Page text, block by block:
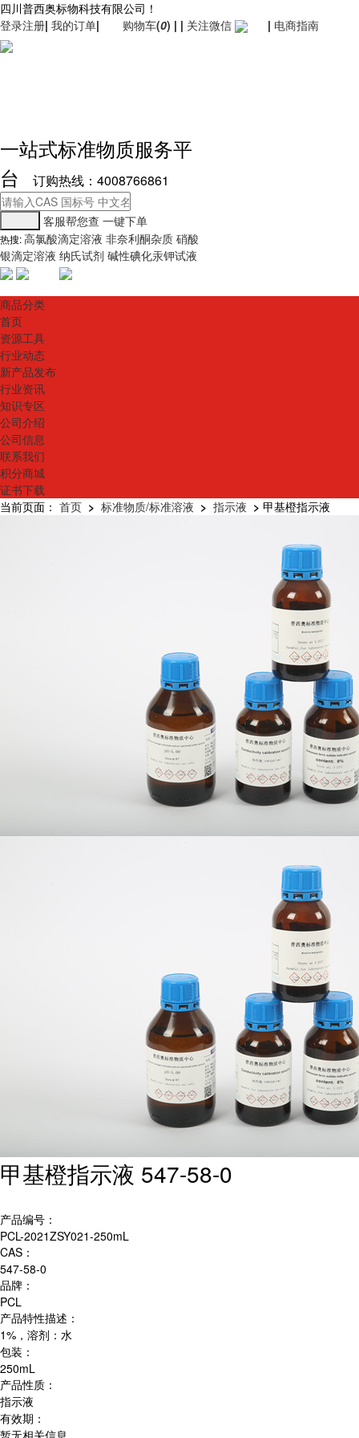
四川普西奥标物科技有限公司！
登录注册| 我的订单| 购物车(0) | | 关注微信 | 电商指南
一站式标准物质服务平
台
订购热线：4008766861
客服帮您查 一键下单
热搜:高氯酸滴定溶液 非奈利酮杂质 硝酸
银滴定溶液 纳氏试剂 碱性碘化汞钾试液
商品分类
首页
资源工具
行业动态
新产品发布
行业资讯
知识专区
公司介绍
公司信息
联系我们
积分商城
证书下载
当前页面： 首页 > 标准物质/标准溶液 > 指示液 > 甲基橙指示液
甲基橙指示液 547-58-0
产品编号：
PCL-2021ZSY021-250mL
CAS：
547-58-0
品牌：
PCL
产品特性描述：
1%，溶剂：水
包装：
250mL
产品性质：
指示液
有效期：